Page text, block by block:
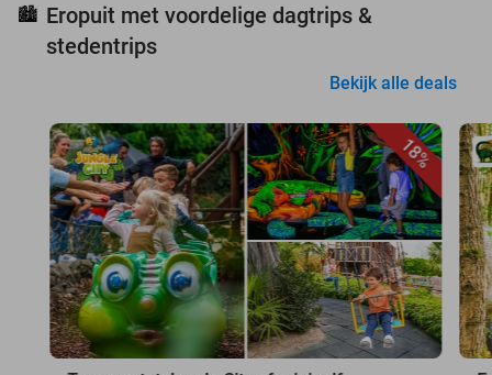
🏙️ Eropuit met voordelige dagtrips &
stedentrips
Bekijk alle deals
18%